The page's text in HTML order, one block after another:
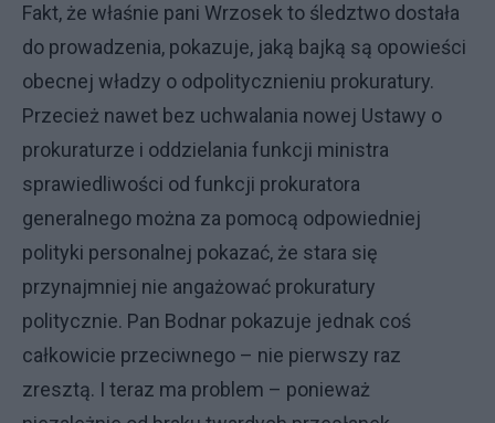
Fakt, że właśnie pani Wrzosek to śledztwo dostała
do prowadzenia, pokazuje, jaką bajką są opowieści
obecnej władzy o odpolitycznieniu prokuratury.
Przecież nawet bez uchwalania nowej Ustawy o
prokuraturze i oddzielania funkcji ministra
sprawiedliwości od funkcji prokuratora
generalnego można za pomocą odpowiedniej
polityki personalnej pokazać, że stara się
przynajmniej nie angażować prokuratury
politycznie. Pan Bodnar pokazuje jednak coś
całkowicie przeciwnego – nie pierwszy raz
zresztą. I teraz ma problem – ponieważ